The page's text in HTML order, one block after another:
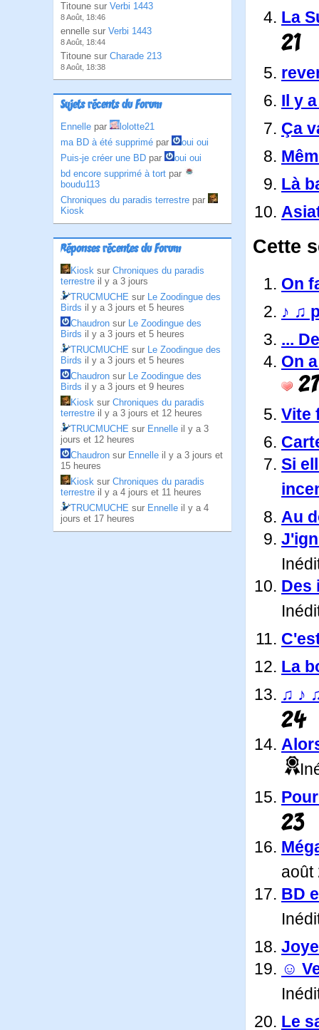
Titoune sur Verbi 1443
8 Août, 18:46
ennelle sur Verbi 1443
8 Août, 18:44
Titoune sur Charade 213
8 Août, 18:38
Sujets récents du Forum
Ennelle par
lolotte21
ma BD à été supprimé par
oui oui
Puis-je créer une BD par
oui oui
bd encore supprimé à tort par
boudu113
Chroniques du paradis terrestre par
Kiosk
Réponses récentes du Forum
Kiosk sur Chroniques du paradis
terrestre il y a 3 jours
TRUCMUCHE sur Le Zoodingue des
Birds il y a 3 jours et 5 heures
Chaudron sur Le Zoodingue des
Birds il y a 3 jours et 5 heures
TRUCMUCHE sur Le Zoodingue des
Birds il y a 3 jours et 5 heures
Chaudron sur Le Zoodingue des
Birds il y a 3 jours et 9 heures
Kiosk sur Chroniques du paradis
terrestre il y a 3 jours et 12 heures
TRUCMUCHE sur Ennelle il y a 3
jours et 12 heures
Chaudron sur Ennelle il y a 3 jours et
15 heures
Kiosk sur Chroniques du paradis
terrestre il y a 4 jours et 11 heures
TRUCMUCHE sur Ennelle il y a 4
jours et 17 heures
La
21
Il y
Ça
Là
Cette
On
♪ ♫
...
On
27
Vite
Si
Au
Des
La
♫ ♪
24
23
BD
☺
Le